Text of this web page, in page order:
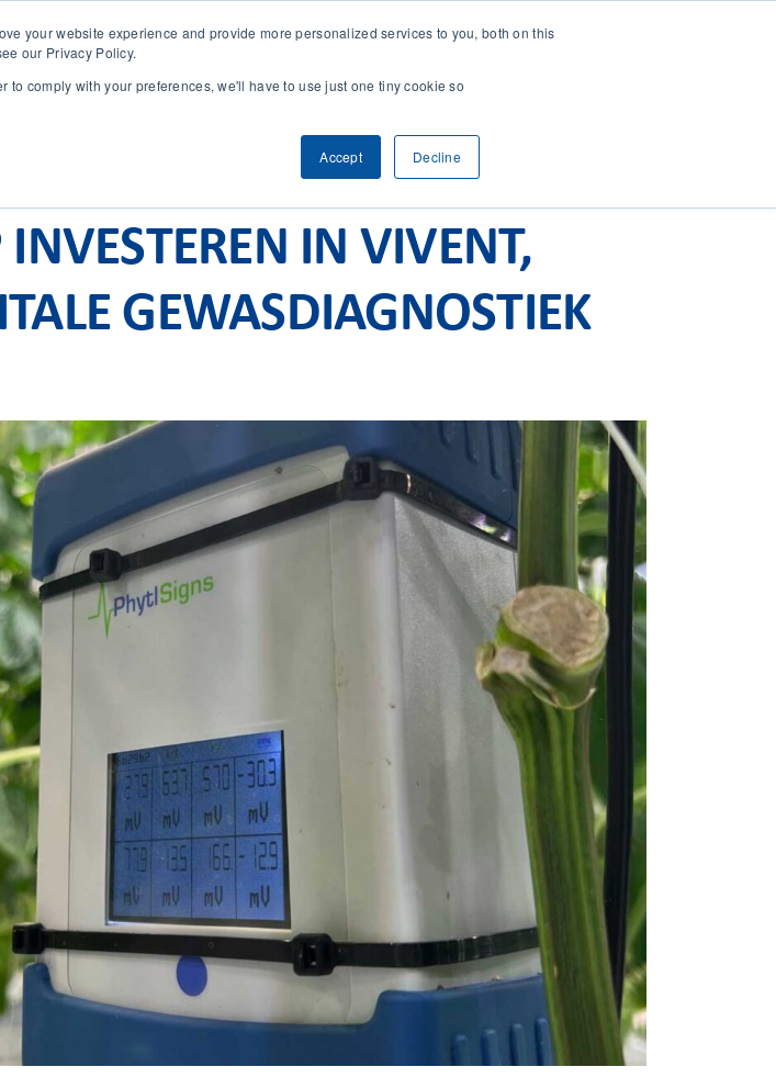
your website experience and provide more personalized services to you, both on this
our Privacy Policy.
comply with your preferences, we'll have to use just one tiny cookie so
Accept Decline
IN VIVENT,
GEWASDIAGNOSTIEK